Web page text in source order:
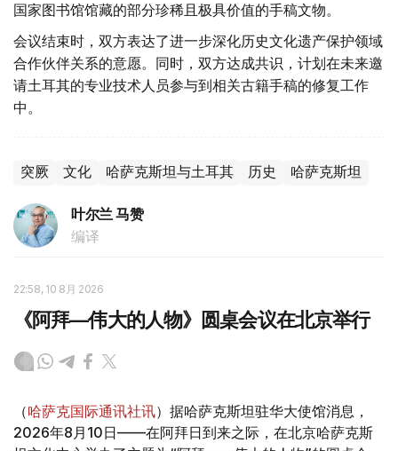
国家图书馆馆藏的部分珍稀且极具价值的手稿文物。
会议结束时，双方表达了进一步深化历史文化遗产保护领域
合作伙伴关系的意愿。同时，双方达成共识，计划在未来邀
请土耳其的专业技术人员参与到相关古籍手稿的修复工作
中。
突厥 文化 哈萨克斯坦与土耳其 历史 哈萨克斯坦
叶尔兰 马赞
编译
22:58, 10 8月 2026
《阿拜—伟大的人物》圆桌会议在北京举行
（哈萨克国际通讯社讯）据哈萨克斯坦驻华大使馆消息，
2026年8月10日——在阿拜日到来之际，在北京哈萨克斯